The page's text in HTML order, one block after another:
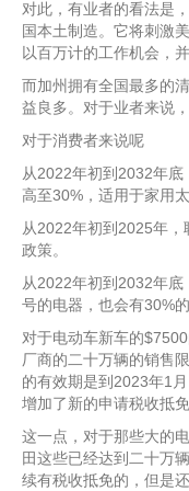
对此，有业者的看法是
国本土制造。它将刺激
以百万计的工作机会，
而加州拥有全国最多的
益良多。对于业者来说
对于消费者来说呢
从2022年初到2032年
高至30%，适用于家用太
从2022年初到2025年
政策。
从2022年初到2032年
号的电器，也会有30%的
对于​电动车新车的
厂商的二十万辆的销售
的有效期是到2023年1
增加了新的申请税收抵免
这一点，对于那些大的
田这些已经达到二十万
续有税收抵免的，但是